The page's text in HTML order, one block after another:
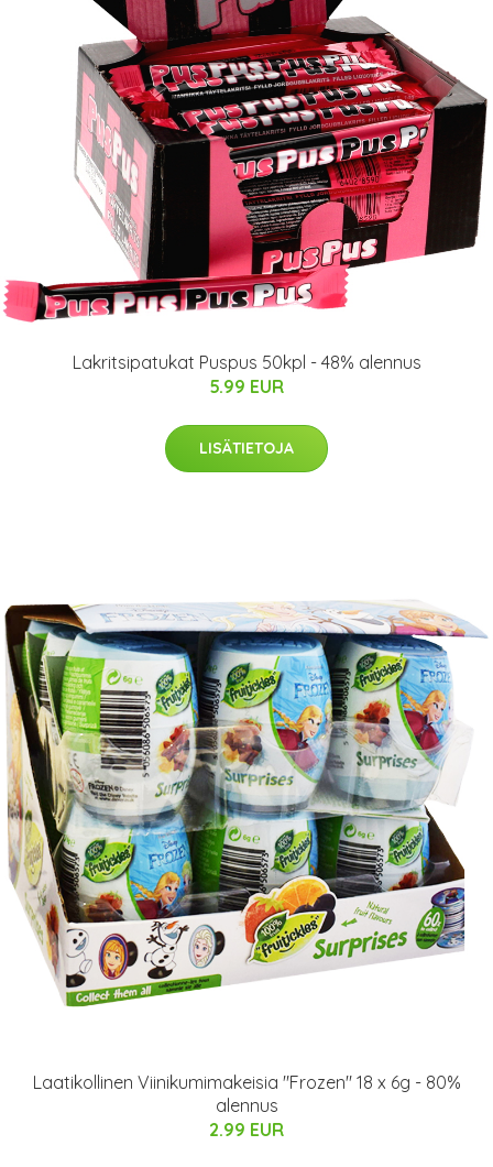
Lakritsipatukat Puspus 50kpl - 48% alennus
5.99 EUR
LISÄTIETOJA
Laatikollinen Viinikumimakeisia "Frozen" 18 x 6g - 80%
alennus
2.99 EUR